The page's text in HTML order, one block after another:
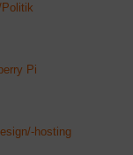
Politik
Pi
hosting